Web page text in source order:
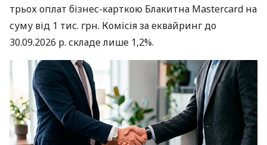
трьох оплат бізнес-карткою Блакитна Mastercard на
суму від 1 тис. грн. Комісія за еквайринг до
30.09.2026 р. складе лише 1,2%.